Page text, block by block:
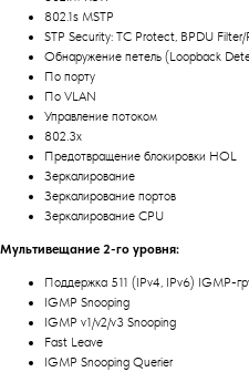
802.1s MSTP
STP Security: TC Protect, BPDU
Обнаружение петель (Loopback
По порту
По VLAN
Управление потоком
802.3x
Предотвращение блокировки HOL
Зеркалирование
Зеркалирование портов
Зеркалирование CPU
Мультивещание 2-го уровня:
Поддержка 511 (IPv4, IPv6) IGMP-
IGMP Snooping
IGMP v1/v2/v3 Snooping
Fast Leave
IGMP Snooping Querier